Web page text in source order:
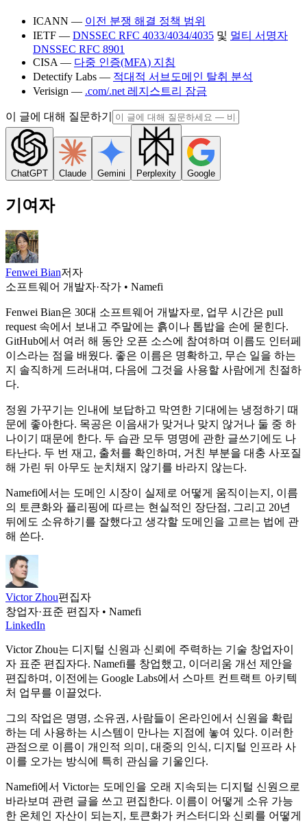
ICANN — 이전 분쟁 해결 정책 범위
IETF — DNSSEC RFC 4033/4034/4035 및 멀티 서명자
DNSSEC RFC 8901
CISA — 다중 인증(MFA) 지침
Detectify Labs — 적대적 서브도메인 탈취 분석
Verisign — .com/.net 레지스트리 잠금
이 글에 대해 질문하기
ChatGPT Claude Gemini Perplexity Google
기여자
Fenwei Bian저자
소프트웨어 개발자·작가 • Namefi
Fenwei Bian은 30대 소프트웨어 개발자로, 업무 시간은 pull
request 속에서 보내고 주말에는 흙이나 톱밥을 손에 묻힌다.
GitHub에서 여러 해 동안 오픈 소스에 참여하며 이름도 인터페
이스라는 점을 배웠다. 좋은 이름은 명확하고, 무슨 일을 하는
지 솔직하게 드러내며, 다음에 그것을 사용할 사람에게 친절하
다.
정원 가꾸기는 인내에 보답하고 막연한 기대에는 냉정하기 때
문에 좋아한다. 목공은 이음새가 맞거나 맞지 않거나 둘 중 하
나이기 때문에 한다. 두 습관 모두 명명에 관한 글쓰기에도 나
타난다. 두 번 재고, 출처를 확인하며, 거친 부분을 대충 사포질
해 가린 뒤 아무도 눈치채지 않기를 바라지 않는다.
Namefi에서는 도메인 시장이 실제로 어떻게 움직이는지, 이름
의 토큰화와 플리핑에 따르는 현실적인 장단점, 그리고 20년
뒤에도 소유하기를 잘했다고 생각할 도메인을 고르는 법에 관
해 쓴다.
Victor Zhou편집자
창업자·표준 편집자 • Namefi
LinkedIn
Victor Zhou는 디지털 신원과 신뢰에 주력하는 기술 창업자이
자 표준 편집자다. Namefi를 창업했고, 이더리움 개선 제안을
편집하며, 이전에는 Google Labs에서 스마트 컨트랙트 아키텍
처 업무를 이끌었다.
그의 작업은 명명, 소유권, 사람들이 온라인에서 신원을 확립
하는 데 사용하는 시스템이 만나는 지점에 놓여 있다. 이러한
관점으로 이름이 개인적 의미, 대중의 인식, 디지털 인프라 사
이를 오가는 방식에 특히 관심을 기울인다.
Namefi에서 Victor는 도메인을 오래 지속되는 디지털 신원으로
바라보며 관련 글을 쓰고 편집한다. 이름이 어떻게 소유 가능
한 온체인 자산이 되는지, 토큰화가 커스터디와 신뢰를 어떻게